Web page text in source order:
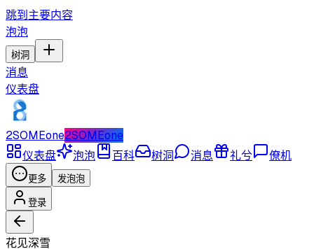
跳到主要内容
泡泡
树洞
消息
仪表盘
2SOMEone2SOMEone
仪表盘
泡泡 百科 树洞 消息 礼兮 僚机
更多 发泡泡
登录
花见深雪